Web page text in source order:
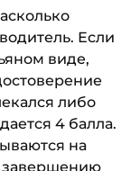
Если
виде,
либо
4 балла.
на
завершению